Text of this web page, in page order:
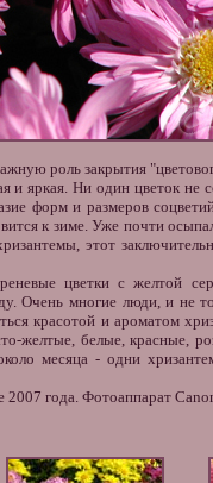
роль закрытия
яркая. Ни один цветок не
форм и размеров
к зиме. Уже почти
этот
цветки с желтой
Очень многие люди, и не
красотой и ароматом
желтые, белые, красные,
месяца - одни
года. Фотоаппарат